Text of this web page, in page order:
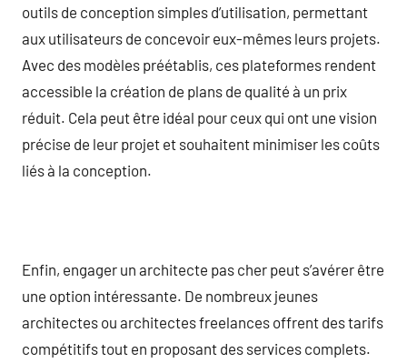
outils de conception simples d’utilisation, permettant
aux utilisateurs de concevoir eux-mêmes leurs projets.
Avec des modèles préétablis, ces plateformes rendent
accessible la création de plans de qualité à un prix
réduit. Cela peut être idéal pour ceux qui ont une vision
précise de leur projet et souhaitent minimiser les coûts
liés à la conception.
Enfin, engager un architecte pas cher peut s’avérer être
une option intéressante. De nombreux jeunes
architectes ou architectes freelances offrent des tarifs
compétitifs tout en proposant des services complets.